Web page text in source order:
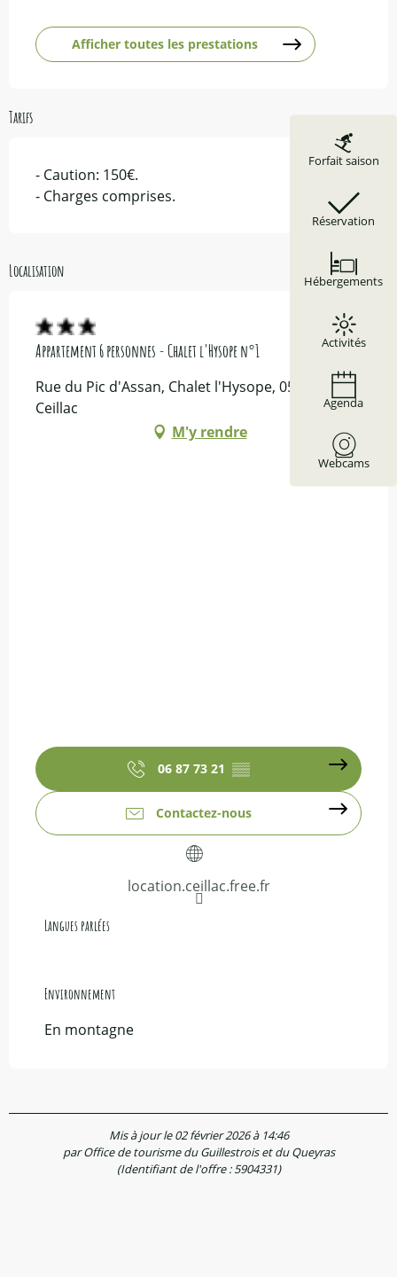
Forfait saison
Réservation
Hébergements
Activités
Agenda
Webcams
Afficher toutes les prestations
Tarifs
- Caution: 150€.
- Charges comprises.
Localisation
Appartement 6 personnes - Chalet l'Hysope n°1
Rue du Pic d'Assan, Chalet l'Hysope, 05600
Ceillac
M'y rendre
06 87 73 21 ▒▒
Contactez-nous
location.ceillac.free.fr
Langues parlées
Langues parlées
Environnement
Environnement
En montagne
Mis à jour le 02 février 2026 à 14:46
par Office de tourisme du Guillestrois et du Queyras
(Identifiant de l'offre :5904331)